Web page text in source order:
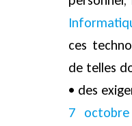
ces
de telles
• des
7